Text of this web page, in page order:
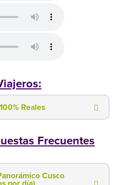
Reales
Frecuentes
Cusco